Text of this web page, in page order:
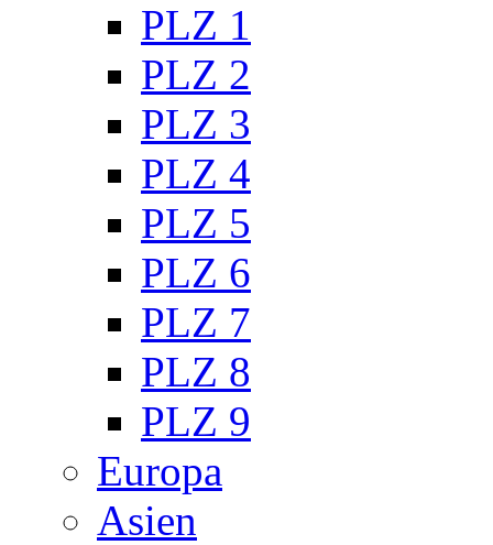
PLZ 1
PLZ 2
PLZ 3
PLZ 4
PLZ 5
PLZ 6
PLZ 7
PLZ 8
PLZ 9
Europa
Asien